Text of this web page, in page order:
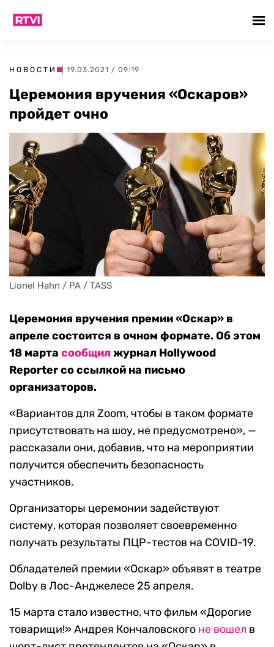
НОВОСТИ | 19.03.2021 / 09:19
Церемония вручения «Оскаров»
пройдет очно
Lionel Hahn / PA / TASS
Церемония вручения премии «Оскар» в
апреле состоится в очном формате. Об этом
18 марта сообщилжурнал Hollywood
Reporter со ссылкой на письмо
организаторов.
«Вариантов для Zoom, чтобы в таком формате
присутствовать на шоу, не предусмотрено», —
рассказали они, добавив, что на мероприятии
получится обеспечить безопасность
участников.
Организаторы церемонии задействуют
систему, которая позволяет своевременно
получать результаты ПЦР-тестов на COVID-19.
Обладателей премии «Оскар» объявят в театре
Dolby в Лос-Анджелесе 25 апреля.
15 марта стало известно, что фильм «Дорогие
товарищи!» Андрея Кончаловского не вошел в